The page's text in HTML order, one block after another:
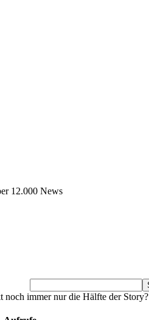
12.000 News
immer nur die Hälfte der Story?